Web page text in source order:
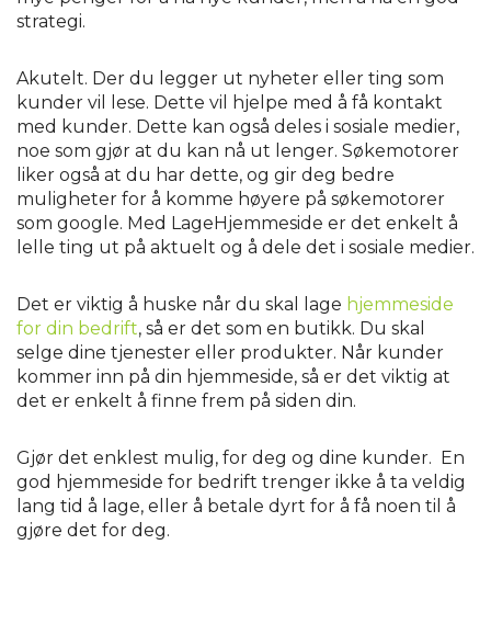
strategi.
Akutelt. Der du legger ut nyheter eller ting som
kunder vil lese. Dette vil hjelpe med å få kontakt
med kunder. Dette kan også deles i sosiale medier,
noe som gjør at du kan nå ut lenger. Søkemotorer
liker også at du har dette, og gir deg bedre
muligheter for å komme høyere på søkemotorer
som google. Med LageHjemmeside er det enkelt å
lelle ting ut på aktuelt og å dele det i sosiale medier.
Det er viktig å huske når du skal lage hjemmeside
for din bedrift, så er det som en butikk. Du skal
selge dine tjenester eller produkter. Når kunder
kommer inn på din hjemmeside, så er det viktig at
det er enkelt å finne frem på siden din.
Gjør det enklest mulig, for deg og dine kunder. En
god hjemmeside for bedrift trenger ikke å ta veldig
lang tid å lage, eller å betale dyrt for å få noen til å
gjøre det for deg.